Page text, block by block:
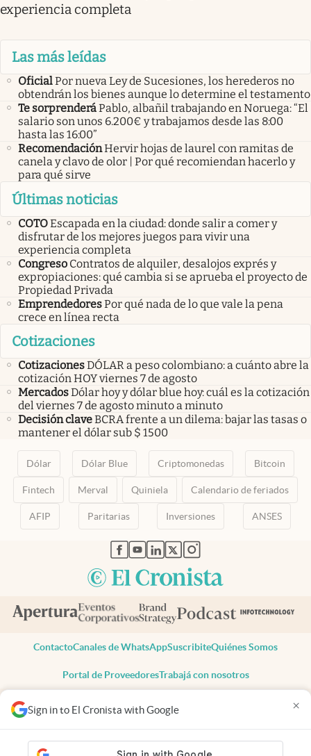
Sign in to El Cronista with Google ×
experiencia completa
Las más leídas
OficialPor nueva Ley de Sucesiones, los herederos no
obtendrán los bienes aunque lo determine el testamento
Te sorprenderáPablo, albañil trabajando en Noruega: “El
salario son unos 6.200€ y trabajamos desde las 8:00
hasta las 16:00”
RecomendaciónHervir hojas de laurel con ramitas de
canela y clavo de olor | Por qué recomiendan hacerlo y
para qué sirve
Últimas noticias
COTOEscapada en la ciudad: donde salir a comer y
disfrutar de los mejores juegos para vivir una
experiencia completa
Congreso Contratos de alquiler, desalojos exprés y
expropiaciones: qué cambia si se aprueba el proyecto de
Propiedad Privada
EmprendedoresPor qué nada de lo que vale la pena
crece en línea recta
Cotizaciones
CotizacionesDÓLAR a peso colombiano: a cuánto abre la
cotización HOY viernes 7 de agosto
MercadosDólar hoy y dólar blue hoy: cuál es la cotización
del viernes 7 de agosto minuto a minuto
Decisión claveBCRA frente a un dilema: bajar las tasas o
mantener el dólar sub $ 1500
Dólar Dólar Blue Criptomonedas Bitcoin
Fintech Merval Quiniela Calendario de feriados
AFIP Paritarias Inversiones ANSES
abre en nueva pestaña
abre en nueva pestaña
abre en nueva pestaña
abre en nueva pestaña
abre en nueva pestaña
ContactoCanales de WhatsAppSuscribiteQuiénes Somos
Portal de ProveedoresTrabajá con nosotros
Todos los derechos reservados
Privacidad